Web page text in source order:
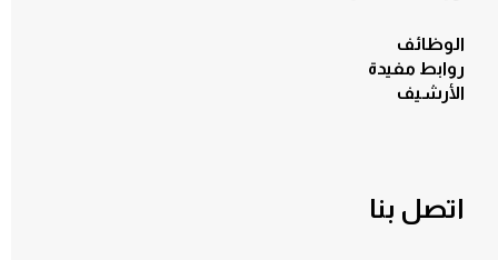
الوظائف
روابط مفيدة
الأرشيف
اتصل بنا